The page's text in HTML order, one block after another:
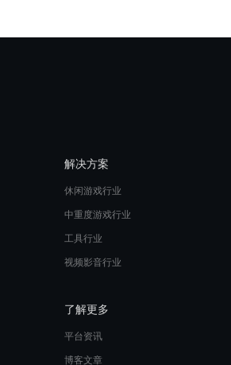
解决方案
休闲游戏行业
中重度游戏行业
工具行业
视频影音行业
了解更多
平台资讯
博客文章